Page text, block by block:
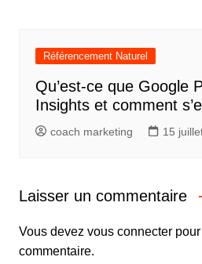
Référencement Naturel
Qu’est-ce que Google
Insights et comment
coach marketing 15
Laisser un commentaire
Vous devez vous connecterpour
commentaire.